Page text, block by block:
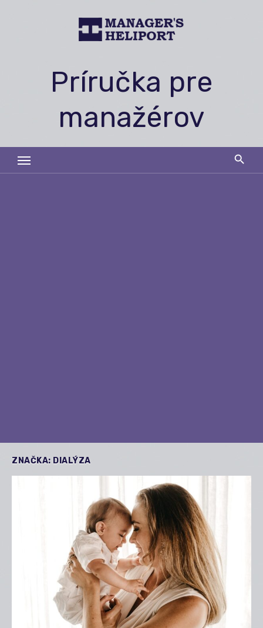
Príručka pre
manažérov
ZNAČKA: DIALÝZA